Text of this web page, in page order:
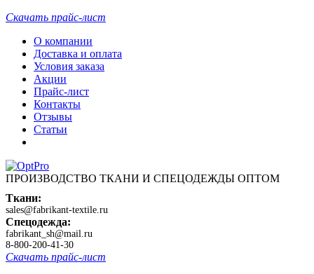
Скачать прайс-лист
О компании
Доставка и оплата
Условия заказа
Акции
Прайс-лист
Контакты
Отзывы
Статьи
ПРОИЗВОДСТВО ТКАНИ И СПЕЦОДЕЖДЫ ОПТОМ
Ткани:
sales@fabrikant-textile.ru
Спецодежда:
fabrikant_sh@mail.ru
8-800-200-41-30
Скачать прайс-лист